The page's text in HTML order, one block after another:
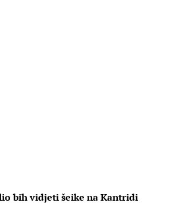
bih vidjeti šeike na Kantridi